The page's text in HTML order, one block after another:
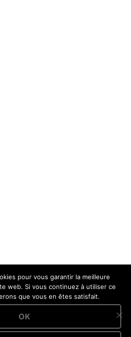
RETOUR
pour vous garantir la meilleure
web. Si vous continuez à utiliser ce
que vous en êtes satisfait.
OK